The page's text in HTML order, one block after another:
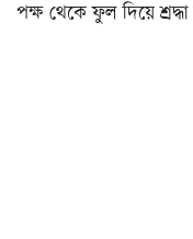
মধ্যপ্রাচ্য
পক্ষ থেকে ফুল দিয়ে শ্রদ্ধা